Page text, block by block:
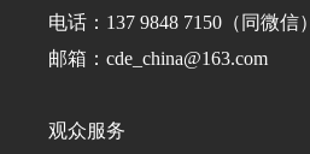
电话：137 9848 7150（同微信）
邮箱：cde_china@163.com
观众服务